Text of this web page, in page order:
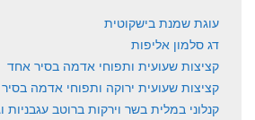
עוגת שמנת בישקוטית
דג סלמון אליפות
קציצות שעועית ותפוחי אדמה בסיר אחד
קציצות שעועית ירוקה ותפוחי אדמה
קנלוני במלית בשר וירקות ברוטב עגבניות